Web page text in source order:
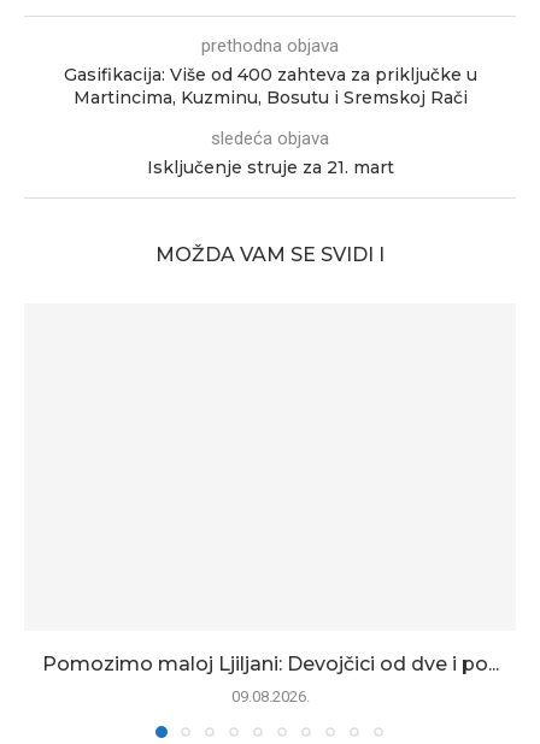
prethodna objava
Gasifikacija: Više od 400 zahteva za priključke u
Martincima, Kuzminu, Bosutu i Sremskoj Rači
sledeća objava
Isključenje struje za 21. mart
MOŽDA VAM SE SVIDI I
Pomozimo maloj Ljiljani: Devojčici od dve i po...
09.08.2026.